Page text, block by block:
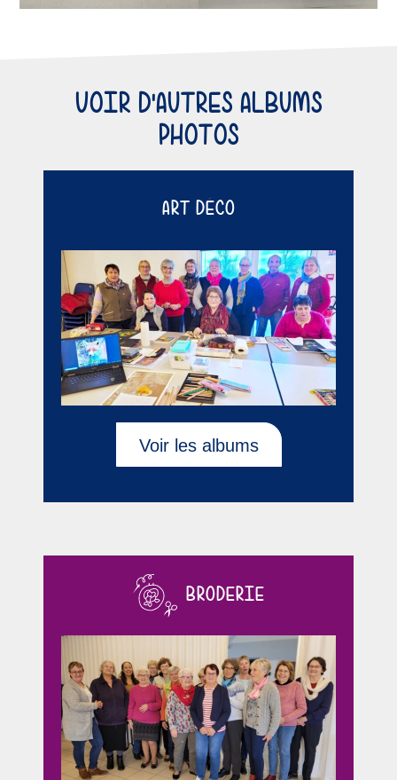
VOIR D'AUTRES ALBUMS
PHOTOS
ART DÉCO
Voir les albums
BRODERIE